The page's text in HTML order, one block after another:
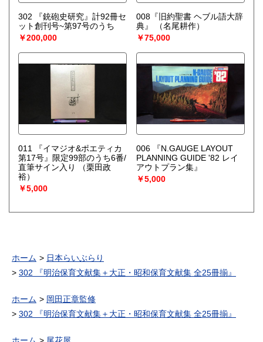
302 『銃砲史研究』計92冊セ
ット創刊号~第97号のうち
￥200,000
008『旧約聖書 ヘブル語大辞
典』
（名尾耕作）
￥75,000
011 『イマジオ&ポエティカ
第17号』限定99部のうち6番/
直筆サイン入り
（栗田政
裕）
￥5,000
006 『N.GAUGE LAYOUT
PLANNING GUIDE '82 レイ
アウトプラン集』
￥5,000
ホーム
日本らいぶらり
302 『明治保育文献集＋大正・昭和保育文献集 全25冊揃』
ホーム
岡田正章監修
302 『明治保育文献集＋大正・昭和保育文献集 全25冊揃』